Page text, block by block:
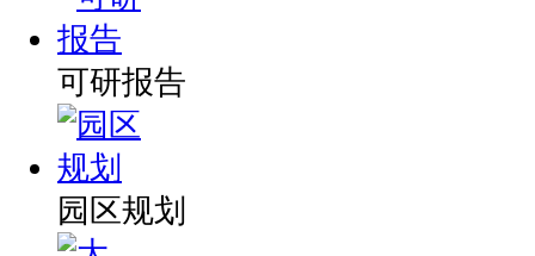
可研报告
园区规划